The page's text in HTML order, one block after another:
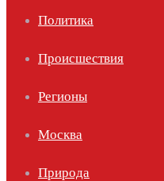
Политика
Происшествия
Регионы
Москва
Природа